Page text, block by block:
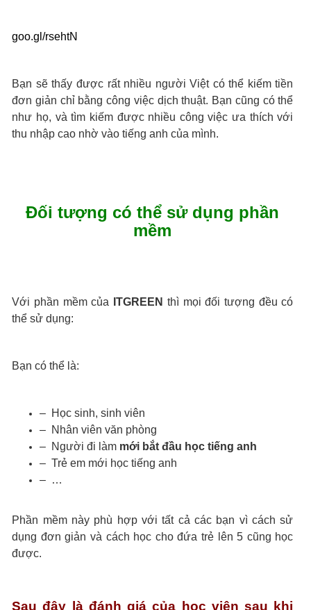
goo.gl/rsehtN
Bạn sẽ thấy được rất nhiều người Việt có thể kiếm tiền
đơn giản chỉ bằng công việc dịch thuật. Bạn cũng có thể
như họ, và tìm kiếm được nhiều công việc ưa thích với
thu nhập cao nhờ vào tiếng anh của mình.
Đối tượng có thể sử dụng phần
mềm
Với phần mềm của ITGREEN thì mọi đối tượng đều có
thể sử dụng:
Bạn có thể là:
– Học sinh, sinh viên
– Nhân viên văn phòng
– Người đi làm mới bắt đầu học tiếng anh
– Trẻ em mới học tiếng anh
– …
Phần mềm này phù hợp với tất cả các bạn vì cách sử
dụng đơn giản và cách học cho đứa trẻ lên 5 cũng học
được.
Sau đây là đánh giá của học viên sau khi